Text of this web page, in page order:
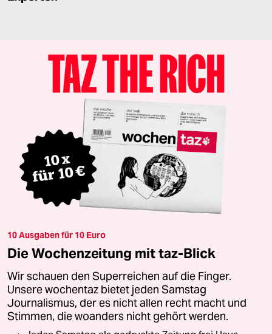
10 Ausgaben für 10 Euro
Die Wochenzeitung mit taz-Blick
Wir schauen den Superreichen auf die Finger.
Unsere wochentaz bietet jeden Samstag
Journalismus, der es nicht allen recht macht und
Stimmen, die woanders nicht gehört werden.